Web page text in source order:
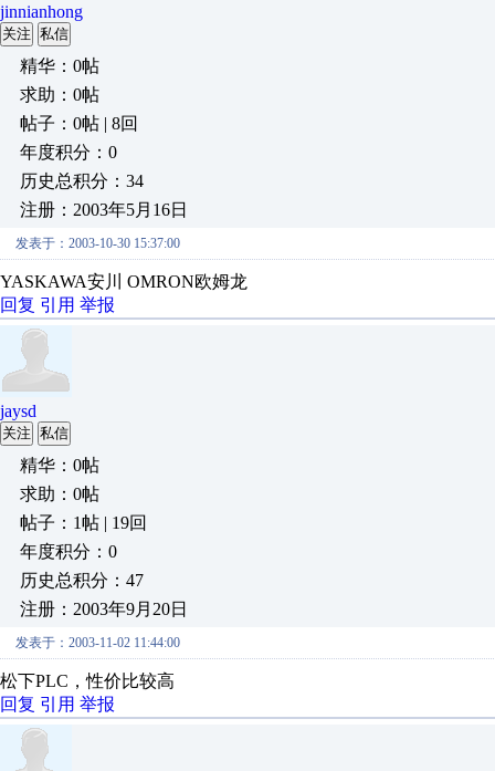
jinnianhong
关注 私信
精华：0帖
求助：0帖
帖子：0帖 | 8回
年度积分：0
历史总积分：34
注册：2003年5月16日
发表于：2003-10-30 15:37:00
YASKAWA安川 OMRON欧姆龙
回复 引用 举报
jaysd
关注 私信
精华：0帖
求助：0帖
帖子：1帖 | 19回
年度积分：0
历史总积分：47
注册：2003年9月20日
发表于：2003-11-02 11:44:00
松下PLC，性价比较高
回复 引用 举报